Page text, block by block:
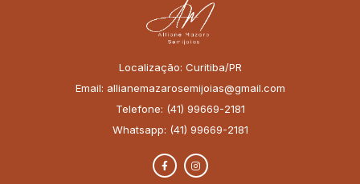
Localização: Curitiba/PR
Email: allianemazarosemijoias@gmail.com
Telefone: (41) 99669-2181
Whatsapp: (41) 99669-2181